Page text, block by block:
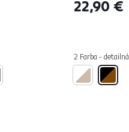
22,90 €
2 Farba - detailná